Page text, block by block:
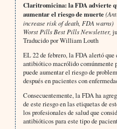
Claritromicina: la FDA advierte
aumentar el riesgo de muerte
increase risk of death, FDA warns)
Worst Pills Best Pills Newsletter,
Traducido por William Louth
EL 22 de febrero, la FDA alertó
antibiótico macrólido
puede aumentar el riesgo de
después en pacientes con
Consecuentemente, la FDA ha
de este riesgo en las etiquetas de
los profesionales de salud que
antibióticos para este tipo de